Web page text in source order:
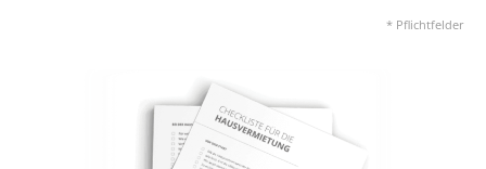
* Pflichtfelder